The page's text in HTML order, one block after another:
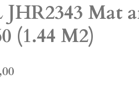
JHR2343 Mat
(1.44 M2)